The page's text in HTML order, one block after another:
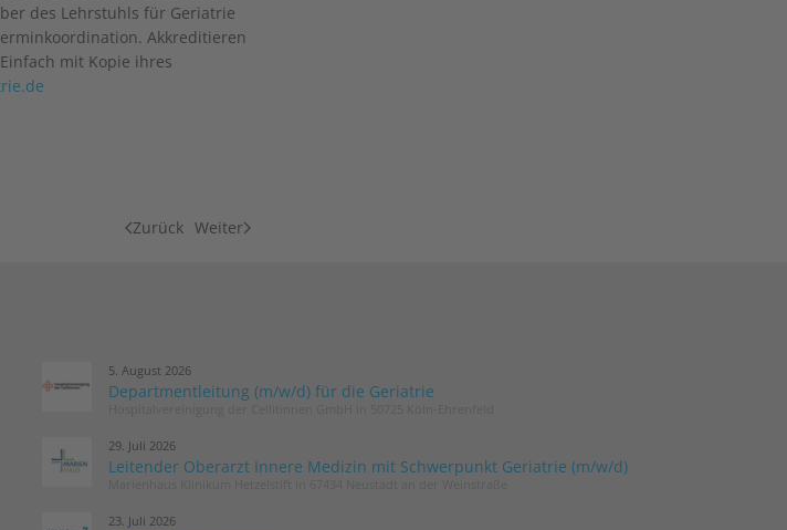
des Lehrstuhls für Geriatrie
Akkreditieren
mit Kopie ihres
Zurück Weiter
5. August 2026
Departmentleitung (m/w/d) für die Geriatrie
29. Juli 2026
Leitender Oberarzt Innere Medizin mit Schwerpunkt Geriatrie (m/w/d)
23. Juli 2026